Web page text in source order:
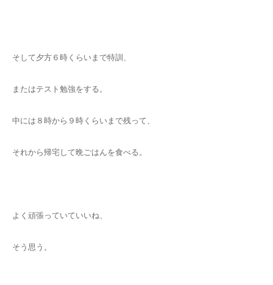
そして夕方６時くらいまで特訓、
またはテスト勉強をする。
中には８時から９時くらいまで残って、
それから帰宅して晩ごはんを食べる。
よく頑張っていていいね、
そう思う。